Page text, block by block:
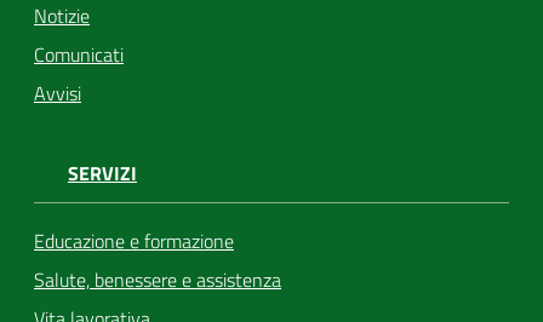
Notizie
Comunicati
Avvisi
SERVIZI
Educazione e formazione
Salute, benessere e assistenza